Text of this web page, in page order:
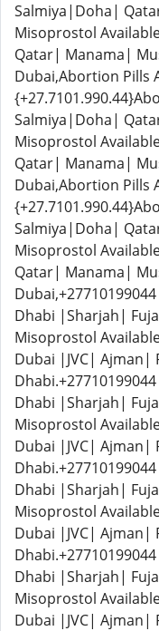
Salmiya|Doha|
Misoprostol
Qatar| Manama|
Dubai,Abortion Pills
Salmiya|Doha|
Misoprostol
Qatar| Manama|
Dubai,Abortion Pills
Salmiya|Doha|
Misoprostol
Qatar| Manama|
Dhabi |Sharjah|
Misoprostol
Dubai |JVC| Ajman|
Dhabi |Sharjah|
Misoprostol
Dubai |JVC| Ajman|
Dhabi |Sharjah|
Misoprostol
Dubai |JVC| Ajman|
Dhabi |Sharjah|
Misoprostol
Dubai |JVC| Ajman|